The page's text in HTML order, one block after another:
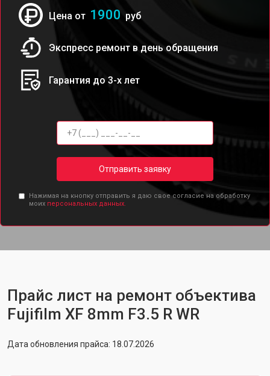
Цена от 1900 руб
Экспресс ремонт в день обращения
Гарантия до 3-х лет
Отправить заявку
Нажимая на кнопку отправить я даю свое согласие на обработку
моих персональных данных.
Прайс лист на ремонт объектива
Fujifilm XF 8mm F3.5 R WR
Дата обновления прайса: 18.07.2026